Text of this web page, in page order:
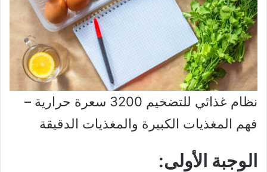
نظام غذائي للتضخيم 3200 سعرة حرارية –
فهم المغذيات الكبيرة والمغذيات الدقيقة
الوجبة الأولى: